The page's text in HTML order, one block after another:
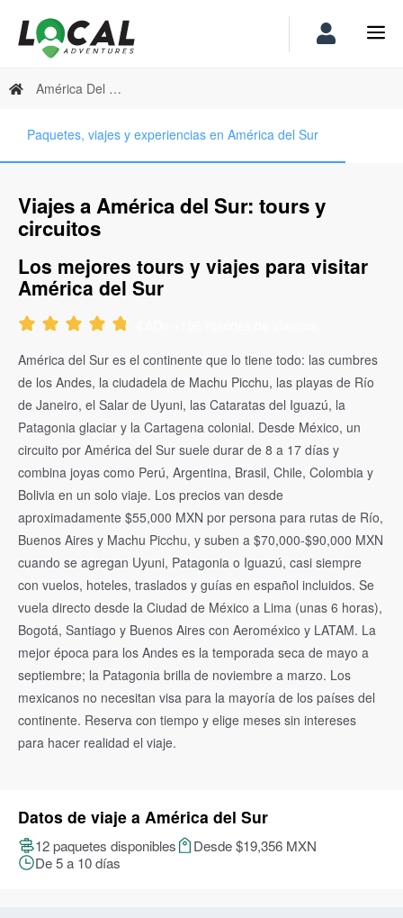
América Del Sur
Paquetes, viajes y experiencias en América del Sur
Viajes a América del Sur: tours y
circuitos
Los mejores tours y viajes para visitar
América del Sur
América del Sur es el continente que lo tiene todo: las cumbres
de los Andes, la ciudadela de Machu Picchu, las playas de Río
de Janeiro, el Salar de Uyuni, las Cataratas del Iguazú, la
Patagonia glaciar y la Cartagena colonial. Desde México, un
circuito por América del Sur suele durar de 8 a 17 días y
combina joyas como Perú, Argentina, Brasil, Chile, Colombia y
Bolivia en un solo viaje. Los precios van desde
aproximadamente $55,000 MXN por persona para rutas de Río,
Buenos Aires y Machu Picchu, y suben a $70,000-$90,000 MXN
cuando se agregan Uyuni, Patagonia o Iguazú, casi siempre
con vuelos, hoteles, traslados y guías en español incluidos. Se
vuela directo desde la Ciudad de México a Lima (unas 6 horas),
Bogotá, Santiago y Buenos Aires con Aeroméxico y LATAM. La
mejor época para los Andes es la temporada seca de mayo a
septiembre; la Patagonia brilla de noviembre a marzo. Los
mexicanos no necesitan visa para la mayoría de los países del
continente. Reserva con tiempo y elige meses sin intereses
para hacer realidad el viaje.
Datos de viaje a América del Sur
12 paquetes disponibles
Desde $19,356 MXN
De 5 a 10 días